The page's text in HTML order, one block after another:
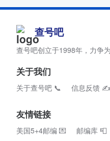
查号吧
查号吧创立于1998年，力争
关于我们
关于查号吧 📞 信息反馈 ✍
友情链接
美国5+4邮编 💌 邮编库 📮